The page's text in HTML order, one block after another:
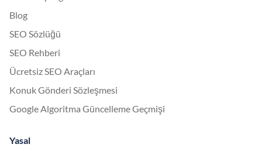
Blog
SEO Sözlüğü
SEO Rehberi
Ücretsiz SEO Araçları
Konuk Gönderi Sözleşmesi
Google Algoritma Güncelleme Geçmişi
Yasal